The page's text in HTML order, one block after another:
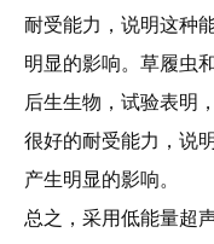
耐受能力，说明这种
明显的影响。草履虫
后生生物，试验表明
很好的耐受能力，说
产生明显的影响。
总之，采用低能量超